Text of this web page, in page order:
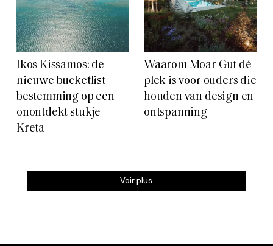
Ikos Kissamos: de
nieuwe bucketlist
bestemming op een
onontdekt stukje
Kreta
Waarom Moar Gut dé
plek is voor ouders die
houden van design en
ontspanning
Voir plus